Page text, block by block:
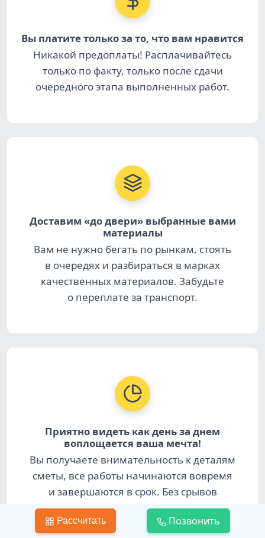
Вы платите только за то, что вам нравится
Никакой предоплаты! Расплачивайтесь
только по факту, только после сдачи
очередного этапа выполненных работ.
Доставим «до двери» выбранные вами
материалы
Вам не нужно бегать по рынкам, стоять
в очередях и разбираться в марках
качественных материалов. Забудьте
о переплате за транспорт.
Приятно видеть как день за днем
воплощается ваша мечта!
Вы получаете внимательность к деталям
сметы, все работы начинаются вовремя
и завершаются в срок. Без срывов
и цейтнотов.
Рассчитать Позвонить